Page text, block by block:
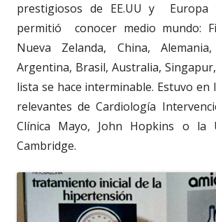
prestigiosos de EE.UU y
permitió conocer medio mundo:
Nueva Zelanda, China,
Argentina, Brasil, Australia,
lista se hace interminable. Estuvo en
relevantes de Cardiología
Clínica Mayo, John Hopkins o la
Cambridge.